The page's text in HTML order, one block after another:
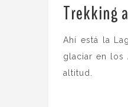
Trekking
Ahí está la
glaciar en los
altitud.